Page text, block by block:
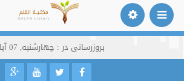
بروزرسانی در : چهارشنبه, 07 آبان 1399